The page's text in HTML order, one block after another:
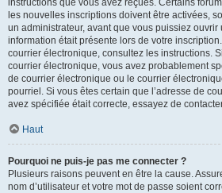
instructions que vous avez reçues. Certains
les nouvelles inscriptions doivent être activées,
un administrateur, avant que vous puissiez ouvrir
information était présente lors de votre
courrier électronique, consultez les instructions.
courrier électronique, vous avez probablement
de courrier électronique ou le courrier
pourriel. Si vous êtes certain que l’adresse de
avez spécifiée était correcte, essayez de
Haut
Pourquoi ne puis-je pas me connecter ?
Plusieurs raisons peuvent en être la cause.
nom d’utilisateur et votre mot de passe soient